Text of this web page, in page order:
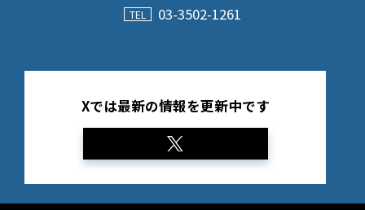
03-3502-1261
Xでは最新の情報を更新中です